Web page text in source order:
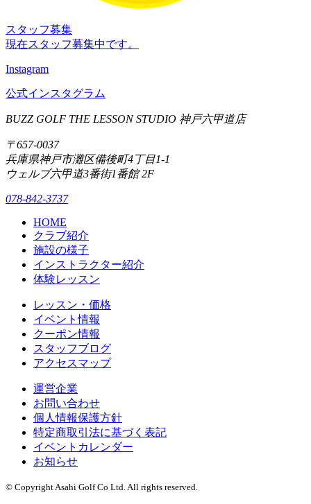
スタッフ募集
現在スタッフ募集中です。
Instagram
公式インスタグラム
BUZZ GOLF THE LESSON STUDIO 神戸六甲道店
〒657-0037
兵庫県神戸市灘区備後町4丁目1-1
ウェルブ六甲道3番街1番館 2F
078-842-3737
HOME
クラブ紹介
施設の様子
インストラクター紹介
体験レッスン
レッスン・価格
イベント情報
クーポン情報
スタッフブログ
アクセスマップ
運営企業
お問い合わせ
個人情報保護方針
特定商取引法に基づく表記
イベントカレンダー
お知らせ
© Copyright Asahi Golf Co Ltd. All rights reserved.